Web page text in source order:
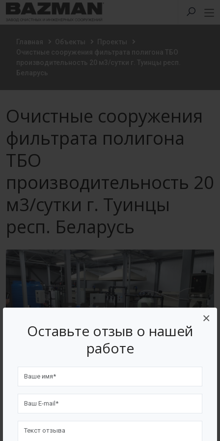
Оставьте отзыв о нашей
работе
×
Главная Объекты
Проекты
Очистные сооружения фильтрата полигона ТБО
производительность 20 м3/сутки г. Туинцы респ.
Беларусь
Очистные сооружения
фильтрата полигона
ТБО
производительность 20
м3/сутки г. Туинцы
респ. Беларусь
ВОЗВРАТ К СПИСКУ